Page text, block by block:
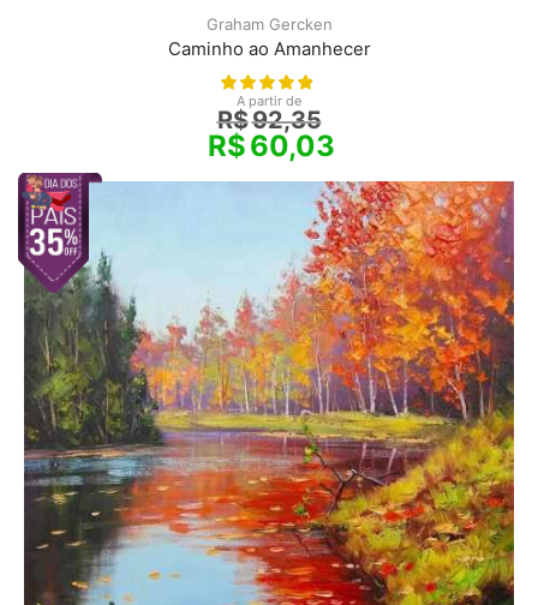
Graham Gercken
Caminho ao Amanhecer
A partir de
R$92,35
R$60,03